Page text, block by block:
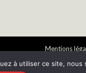
Mentions
à utiliser ce site,